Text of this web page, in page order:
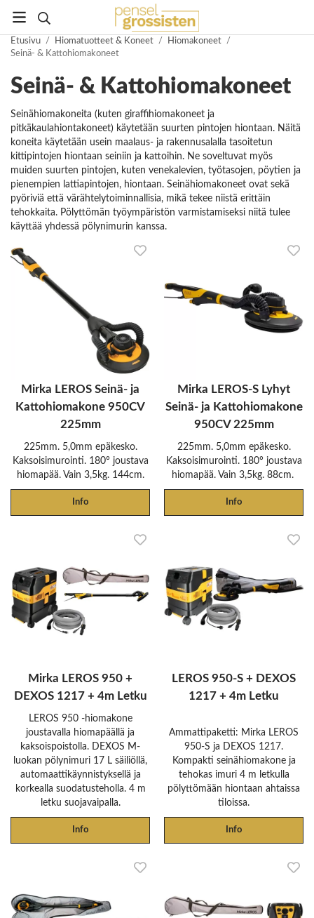
Etusivu / Hiomatuotteet & Koneet / Hiomakoneet /
Seinä- & Kattohiomakoneet
Seinä- & Kattohiomakoneet
Seinähiomakoneita (kuten giraffihiomakoneet ja
pitkäkaulahiontakoneet) käytetään suurten pintojen hiontaan. Näitä
koneita käytetään usein maalaus- ja rakennusalalla tasoitetun
kittipintojen hiontaan seiniin ja kattoihin. Ne soveltuvat myös
muiden suurten pintojen, kuten venekalevien, työtasojen, pöytien ja
pienempien lattiapintojen, hiontaan. Seinähiomakoneet ovat sekä
pyöriviä että värähtelytoiminnallisia, mikä tekee niistä erittäin
tehokkaita. Pölyttömän työympäristön varmistamiseksi niitä tulee
käyttää yhdessä pölynimurin kanssa.
Mirka LEROS Seinä- ja
Kattohiomakone 950CV
225mm
225mm. 5,0mm epäkesko.
Kaksoisimurointi. 180° joustava
hiomapää. Vain 3,5kg. 144cm.
Info
Mirka LEROS-S Lyhyt
Seinä- ja Kattohiomakone
950CV 225mm
225mm. 5,0mm epäkesko.
Kaksoisimurointi. 180° joustava
hiomapää. Vain 3,5kg. 88cm.
Info
Mirka LEROS 950 +
DEXOS 1217 + 4m Letku
LEROS 950 -hiomakone
joustavalla hiomapäällä ja
kaksoispoistolla. DEXOS M-
luokan pölynimuri 17 L säiliöllä,
automaattikäynnistyksellä ja
korkealla suodatusteholla. 4 m
letku suojavaipalla.
Info
LEROS 950-S + DEXOS
1217 + 4m Letku
Ammattipaketti: Mirka LEROS
950-S ja DEXOS 1217.
Kompakti seinähiomakone ja
tehokas imuri 4 m letkulla
pölyttömään hiontaan ahtaissa
tiloissa.
Info